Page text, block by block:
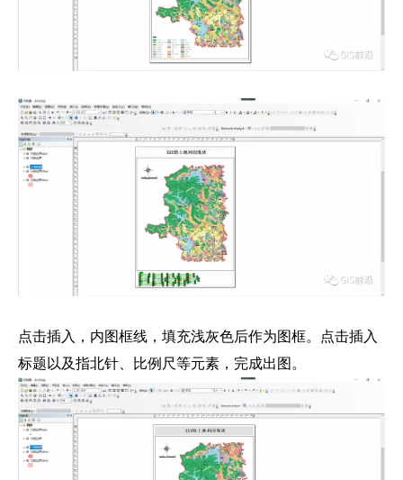
点击插入，内图框线，填充浅灰色后作为图框。点击插入
标题以及指北针、比例尺等元素，完成出图。